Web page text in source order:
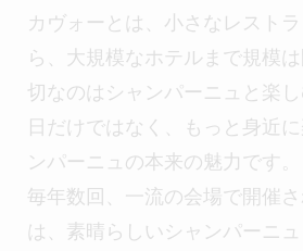
カヴォーとは、小さなレスト
ら、大規模なホテルまで規模は
切なのはシャンパーニュと楽し
日だけではなく、もっと身近
ンパーニュの本来の魅力です。
毎年数回、一流の会場で開催
は、素晴らしいシャンパーニ